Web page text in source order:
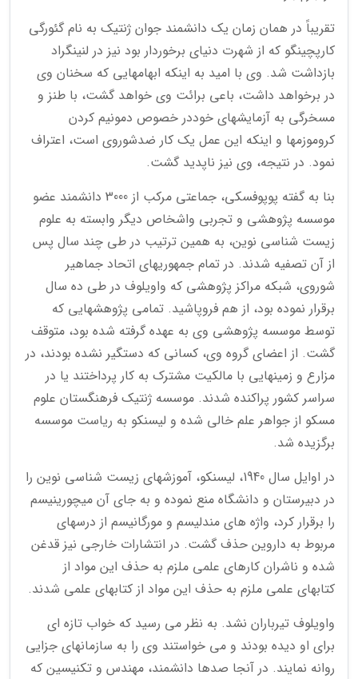
تقریباً در همان زمان یک دانشمند جوان ژنتیک به نام گئورگی
کارپچینگو که از شهرت دنیای برخوردار بود نیز در لنینگراد
بازداشت شد. وی با امید به اینکه ابهامهایی که سخنان وی
در برخواهد داشت، باعی برائت وی خواهد گشت، با طنز و
مسخرگی به آزمایشهای خوددر خصوص دمونیم کردن
کروموزمها و اینکه این عمل یک کار ضدشوروی است، اعتراف
نمود. در نتیجه، وی نیز ناپدید گشت.
بنا به گفته پوپوفسکی، جماعتی مرکب از 3000 دانشمند عضو
موسسه پژوهشی و تجربی واشخاص دیگر وابسته به علوم
زیست شناسی نوین، به همین ترتیب در طی چند سال پس
از آن تصفیه شدند. در تمام جمهوریهای اتحاد جماهیر
شوروی، شبکه مراکز پژوهشی که واویلوف در طی ده سال
برقرار نموده بود، از هم فروپاشید. تمامی پژوهشهایی که
توسط موسسه پژوهشی وی به عهده گرفته شده بود، متوقف
گشت. از اعضای گروه وی، کسانی که دستگیر نشده بودند، در
مزارع و زمینهایی با مالکیت مشترک به کار پرداختند یا در
سراسر کشور پراکنده شدند. موسسه ژنتیک فرهنگستان علوم
مسکو از جواهر علم خالی شده و لیسنکو به ریاست موسسه
برگزیده شد.
در اوایل سال 1940، لیسنکو، آموزشهای زیست شناسی نوین را
در دبیرستان و دانشگاه منع نموده و به جای آن میچورینیسم
را برقرار کرد، واژه های مندلیسم و مورگانیسم از درسهای
مربوط به داروین حذف گشت. در انتشارات خارجی نیز قدغن
شده و ناشران کارهای علمی ملزم به حذف این مواد از
کتابهای علمی ملزم به حذف این مواد از کتابهای علمی شدند.
واویلوف تیرباران نشد. به نظر می رسید که خواب تازه ای
برای او دیده بودند و می خواستند وی را به سازمانهای جزایی
روانه نمایند. در آنجا صدها دانشمند، مهندس و تکنیسین که